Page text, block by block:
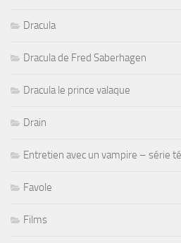
Dracula
Dracula de Fred Saberhagen
Dracula le prince valaque
Drain
Entretien avec un vampire – série
Favole
Films